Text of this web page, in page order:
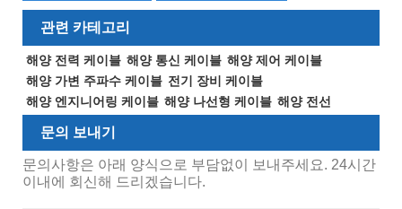
관련 카테고리
해양 전력 케이블 해양 통신 케이블 해양 제어 케이블
해양 가변 주파수 케이블 전기 장비 케이블
해양 엔지니어링 케이블 해양 나선형 케이블 해양 전선
문의 보내기
문의사항은 아래 양식으로 부담없이 보내주세요. 24시간
이내에 회신해 드리겠습니다.